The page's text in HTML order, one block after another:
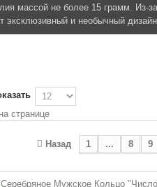
массой не более 15 грамм. Из-
и необычный дизайн
на странице
Назад 1 ... 8 9